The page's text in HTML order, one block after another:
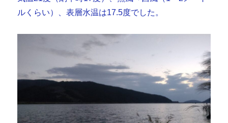
ルくらい）、表層水温は17.5度でした。